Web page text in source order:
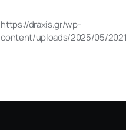
https://draxis.gr/wp-
content/uploads/2025/05/